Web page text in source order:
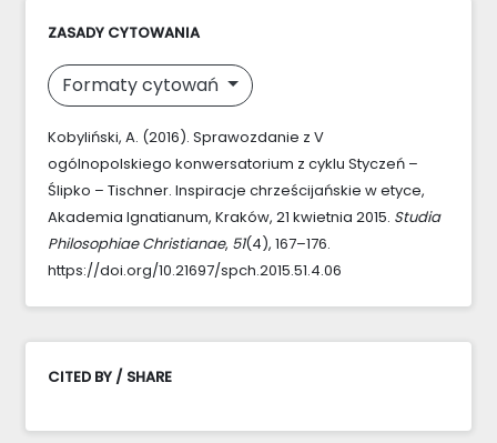
ZASADY CYTOWANIA
Formaty cytowań
Kobyliński, A. (2016). Sprawozdanie z V
ogólnopolskiego konwersatorium z cyklu Styczeń –
Ślipko – Tischner. Inspiracje chrześcijańskie w etyce,
Akademia Ignatianum, Kraków, 21 kwietnia 2015. Studia
Philosophiae Christianae, 51(4), 167–176.
https://doi.org/10.21697/spch.2015.51.4.06
CITED BY / SHARE